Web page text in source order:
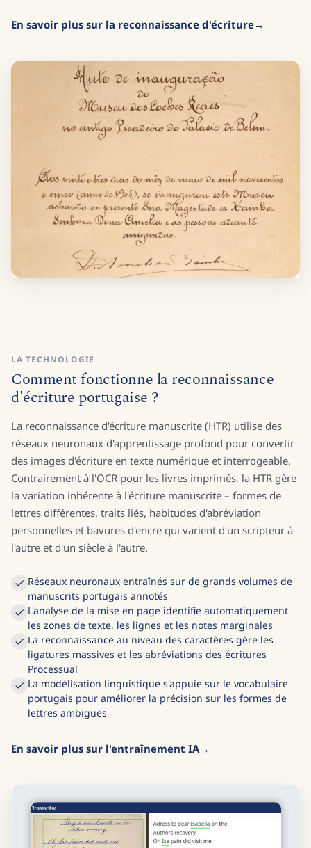
En savoir plus sur la reconnaissance d'écriture
LA TECHNOLOGIE
Comment fonctionne la reconnaissance
d'écriture portugaise ?
La reconnaissance d'écriture manuscrite (HTR) utilise des
réseaux neuronaux d'apprentissage profond pour convertir
des images d'écriture en texte numérique et interrogeable.
Contrairement à l'OCR pour les livres imprimés, la HTR gère
la variation inhérente à l'écriture manuscrite – formes de
lettres différentes, traits liés, habitudes d'abréviation
personnelles et bavures d'encre qui varient d'un scripteur à
l'autre et d'un siècle à l'autre.
Réseaux neuronaux entraînés sur de grands volumes de
manuscrits portugais annotés
L'analyse de la mise en page identifie automatiquement
les zones de texte, les lignes et les notes marginales
La reconnaissance au niveau des caractères gère les
ligatures massives et les abréviations des écritures
Processual
La modélisation linguistique s'appuie sur le vocabulaire
portugais pour améliorer la précision sur les formes de
lettres ambiguës
En savoir plus sur l'entraînement IA